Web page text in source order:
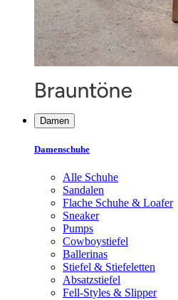
Damen
Damenschuhe
Alle Schuhe
Sandalen
Flache Schuhe & Loafer
Sneaker
Pumps
Cowboystiefel
Ballerinas
Stiefel & Stiefeletten
Absatzstiefel
Fell-Styles & Slipper